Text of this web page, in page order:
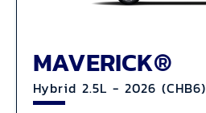
MAVERICK®
Hybrid 2.5L - 2026 (CHB6)